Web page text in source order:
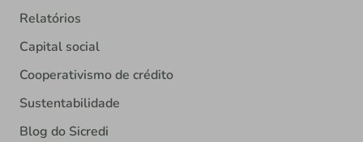
Relatórios
Capital social
Cooperativismo de crédito
Sustentabilidade
Blog do Sicredi